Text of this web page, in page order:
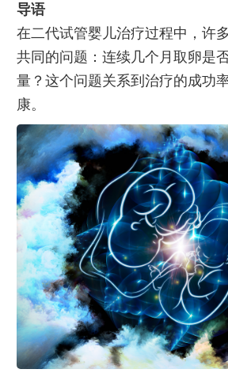
导语
在二代试管婴儿治疗过程中，许
共同的问题：连续几个月取卵是
量？这个问题关系到治疗的成功
康。